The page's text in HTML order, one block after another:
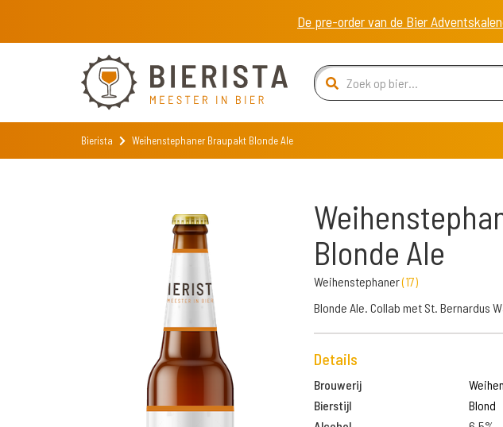
De pre-order van de Bier
Bierista Weihenstephaner Braupakt Blonde Ale
Blonde Ale
Weihenstephaner(17)
Blonde Ale. Collab met St. Bernardus
Details
Brouwerij
Bierstijl
Blond